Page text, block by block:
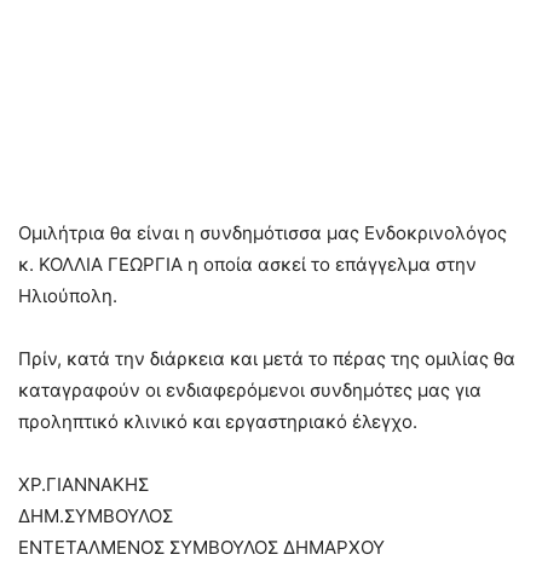
Ομιλήτρια θα είναι η συνδημότισσα μας Ενδοκρινολόγος
κ. ΚΟΛΛΙΑ ΓΕΩΡΓΙΑ η οποία ασκεί το επάγγελμα στην
Ηλιούπολη.
Πρίν, κατά την διάρκεια και μετά το πέρας της ομιλίας θα
καταγραφούν οι ενδιαφερόμενοι συνδημότες μας για
προληπτικό κλινικό και εργαστηριακό έλεγχο.
ΧΡ.ΓΙΑΝΝΑΚΗΣ
ΔΗΜ.ΣΥΜΒΟΥΛΟΣ
ΕΝΤΕΤΑΛΜΕΝΟΣ ΣΥΜΒΟΥΛΟΣ ΔΗΜΑΡΧΟΥ